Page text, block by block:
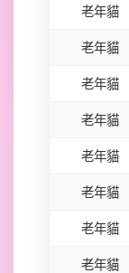
老年貓
老年貓
老年貓
老年貓
老年貓
老年貓
老年貓
老年貓